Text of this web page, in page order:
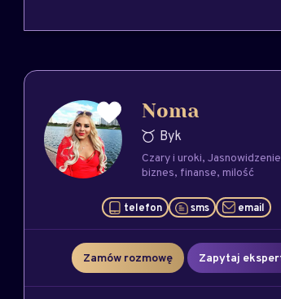
Noma
Byk
Czary i uroki Jasnowidzenie
biznes finanse milość
telefon sms email
Zamów rozmowę Zapytaj